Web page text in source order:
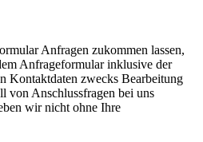
Anfragen zukommen lassen,
Anfrageformular inklusive der
Kontaktdaten zwecks Bearbeitung
von Anschlussfragen bei uns
wir nicht ohne Ihre